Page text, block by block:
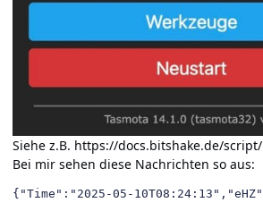
Siehe z.B. https://docs.bitshake.de/script/
Bei mir sehen diese Nachrichten so aus:
{"Time":"2025-05-